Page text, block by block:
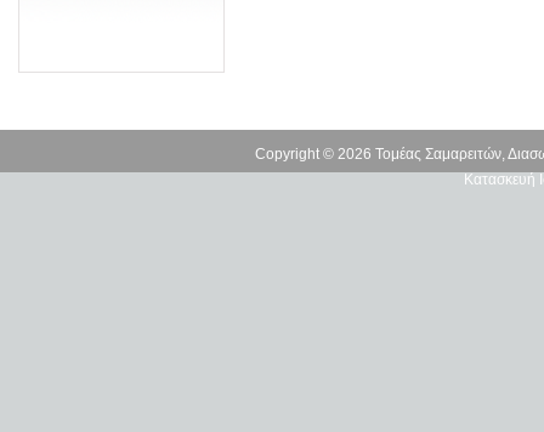
Copyright © 2026 Τομέας Σαμαρειτών,
Κατασκευή